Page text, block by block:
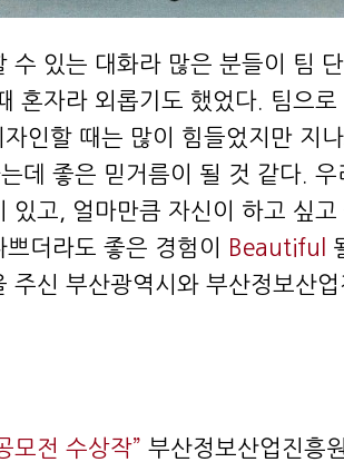
수 있는 대화라 많은 분들이 팀
혼자라 외롭기도 했었다. 팀으로
인할 때는 많이 힘들었지만 지
데 좋은 믿거름이 될 것 같다. 우
있고, 얼마만큼 자신이 하고 싶
더라도 좋은 경험이
Beautiful
주신 부산광역시와 부산정보산업
모전 수상작” 부산정보산업진흥원